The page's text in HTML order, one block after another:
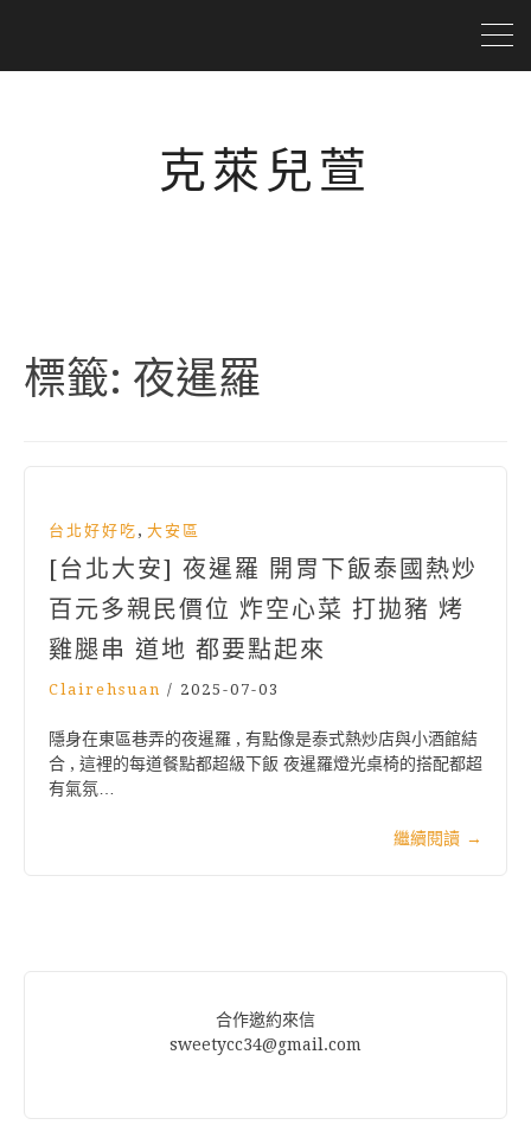
克萊兒萱
標籤: 夜暹羅
台北好好吃 , 大安區
[台北大安] 夜暹羅 開胃下飯泰國熱炒
百元多親民價位 炸空心菜 打拋豬 烤
雞腿串 道地 都要點起來
Clairehsuan / 2025-07-03
隱身在東區巷弄的夜暹羅 , 有點像是泰式熱炒店與小酒館結
合 , 這裡的每道餐點都超級下飯 夜暹羅燈光桌椅的搭配都超
有氣氛…
繼續閱讀 →
合作邀約來信
sweetycc34@gmail.com